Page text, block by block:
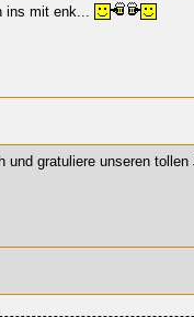
ins mit enk...
und gratuliere unseren